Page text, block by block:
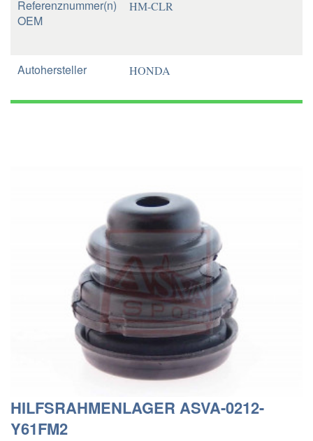
Referenznummer(n)
OEM
HM-CLR
Autohersteller HONDA
HILFSRAHMENLAGER ASVA-0212-
Y61FM2